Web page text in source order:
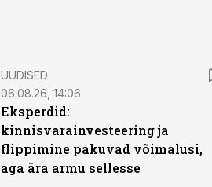
UUDISED
06.08.26, 14:06
Eksperdid:
kinnisvarainvesteering ja
flippimine pakuvad võimalusi,
aga ära armu sellesse